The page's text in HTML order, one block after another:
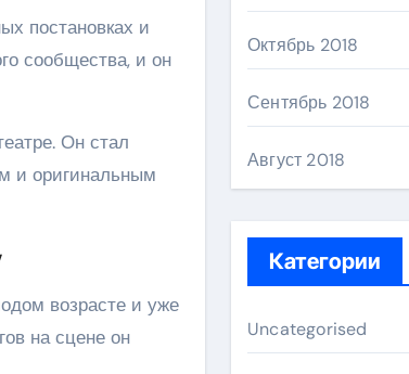
постановках и
сообщества, и он
Он стал
и оригинальным
возрасте и уже
на сцене он
Октябрь 2018
Сентябрь 2018
Август 2018
Категории
Uncategorised